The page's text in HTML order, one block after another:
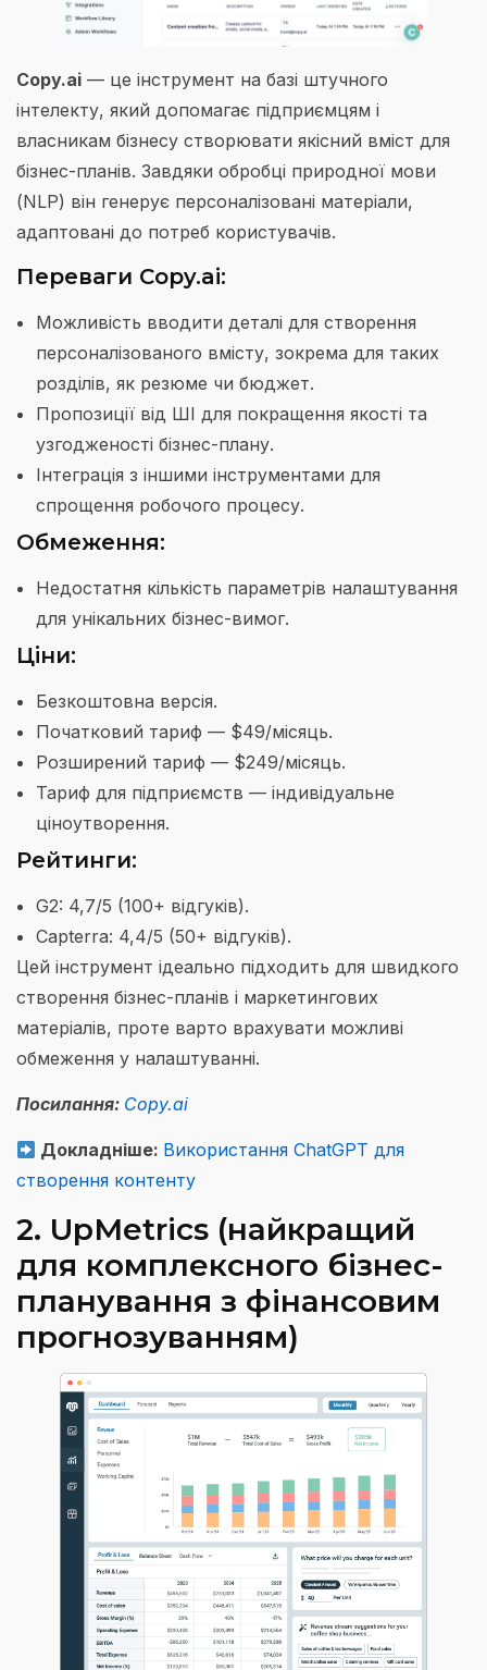
Copy.ai — це інструмент на базі штучного
інтелекту, який допомагає підприємцям і
власникам бізнесу створювати якісний вміст для
бізнес-планів. Завдяки обробці природної мови
(NLP) він генерує персоналізовані матеріали,
адаптовані до потреб користувачів.
Переваги Copy.ai:
Можливість вводити деталі для створення
персоналізованого вмісту, зокрема для таких
розділів, як резюме чи бюджет.
Пропозиції від ШІ для покращення якості та
узгодженості бізнес-плану.
Інтеграція з іншими інструментами для
спрощення робочого процесу.
Обмеження:
Недостатня кількість параметрів налаштування
для унікальних бізнес-вимог.
Ціни:
Безкоштовна версія.
Початковий тариф — $49/місяць.
Розширений тариф — $249/місяць.
Тариф для підприємств — індивідуальне
ціноутворення.
Рейтинги:
G2: 4,7/5 (100+ відгуків).
Capterra: 4,4/5 (50+ відгуків).
Цей інструмент ідеально підходить для швидкого
створення бізнес-планів і маркетингових
матеріалів, проте варто врахувати можливі
обмеження у налаштуванні.
Посилання: Copy.ai
Докладніше: Використання ChatGPT для
створення контенту
2. UpMetrics (найкращий
для комплексного бізнес-
планування з фінансовим
прогнозуванням)